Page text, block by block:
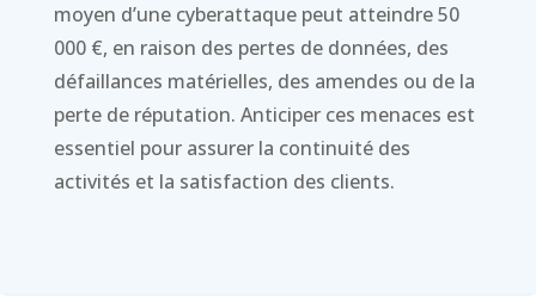
moyen d’une cyberattaque peut atteindre 50
000 €, en raison des pertes de données, des
défaillances matérielles, des amendes ou de la
perte de réputation. Anticiper ces menaces est
essentiel pour assurer la continuité des
activités et la satisfaction des clients.